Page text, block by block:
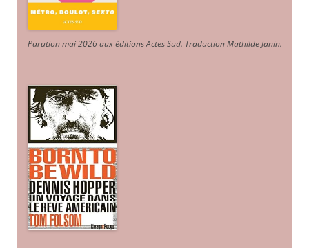
Parution mai 2026 aux éditions Actes Sud. Traduction Mathilde Janin.